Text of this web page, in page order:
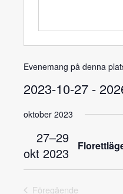
Evenemang på denna
2023-10-27 -
datum.
oktober 2023
27–29
okt 2023
Föregående